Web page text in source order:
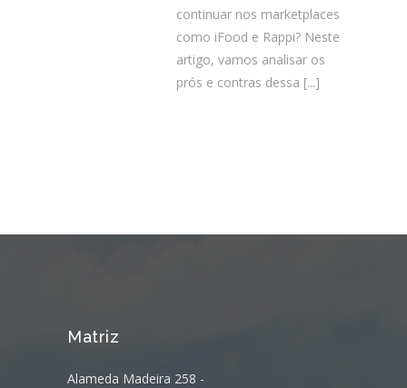
continuar nos marketplaces
como iFood e Rappi? Neste
artigo, vamos analisar os
prós e contras dessa [...]
Matriz
Alameda Madeira 258 -